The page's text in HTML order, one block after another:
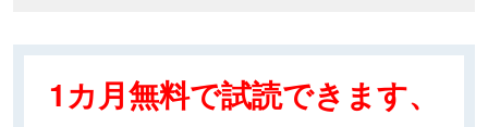
1カ月無料で試読できます、